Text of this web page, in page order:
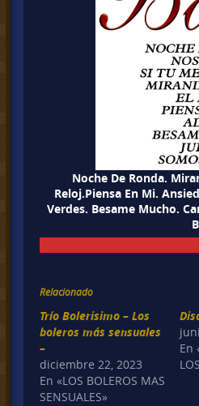
Noche De Ronda.
Reloj.Piensa En Mi.
Verdes. Besame Mucho.
Relacionado
Trío Bolerisimo – Los
boleros más sensuales
–
diciembre 22, 2023
En «LOS BOLEROS MAS
SENSUALES»
En